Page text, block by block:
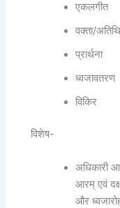
एकलगीत
वक्ता/अतिथि
प्रार्थना
ध्वजावतरण
विकिर
विशेष-
अधिकारी
आरम् एवं
और